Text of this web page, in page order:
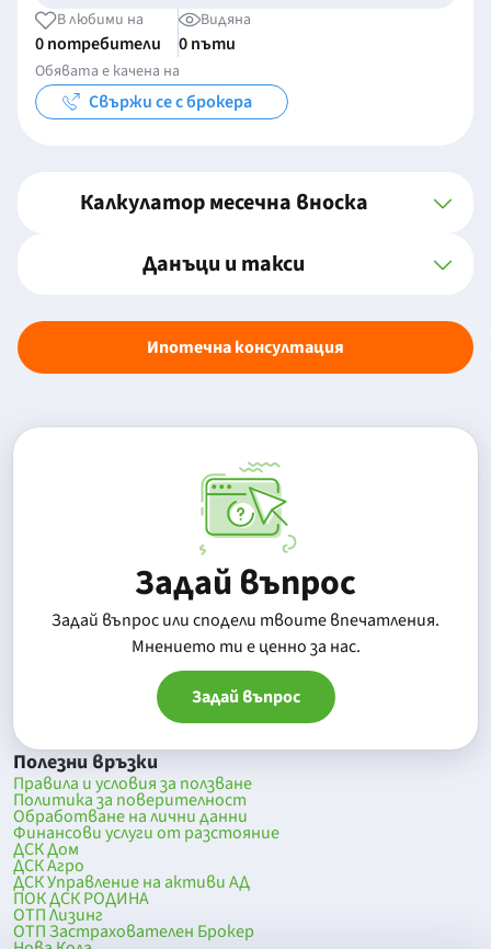
В любими на
0 потребители
Видяна
0 пъти
Обявата е качена на
Свържи се с брокера
Калкулатор месечна вноска
Данъци и такси
Ипотечна консултация
Задай въпрос
Задай въпрос или сподели твоите впечатления.
Mнението ти е ценно за нас.
Задай въпрос
Полезни връзки
Правила и условия за ползване
Политика за поверителност
Обработване на лични данни
Финансови услуги от разстояние
ДСК Дом
ДСК Агро
ДСК Управление на активи АД
ПОК ДСК РОДИНА
ОТП Лизинг
ОТП Застрахователен Брокер